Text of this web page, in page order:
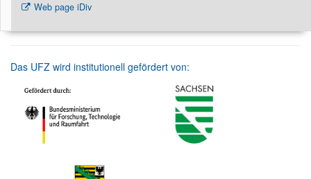
Web page iDiv
Das UFZ wird institutionell gefördert von: